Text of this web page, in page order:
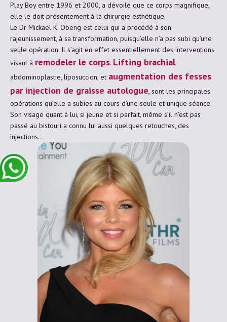
Play Boy entre 1996 et 2000, a dévoilé que ce corps magnifique,
elle le doit présentement à la chirurgie esthétique.
Le Dr Mickael K. Obeng est celui qui a procédé à son
rajeunissement, à sa transformation, puisqu’elle n’a pas subi qu’une
seule opération. Il s’agit en effet essentiellement des interventions
visant à remodeler le corps. Lifting brachial,
abdominoplastie, liposuccion, et augmentation des fesses
par injection de graisse autologue, sont les principales
opérations qu’elle a subies au cours d’une seule et unique séance.
Son visage quant à lui, si jeune et si parfait, même s’il n’est pas
passé au bistouri a connu lui aussi quelques retouches, des
injections…